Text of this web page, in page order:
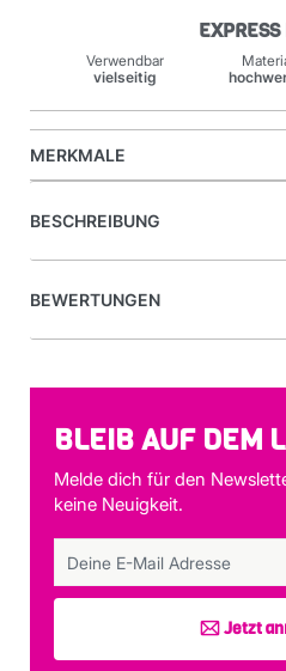
EXPRESS
Verwendbar
vielseitig
MERKMALE
BESCHREIBUNG
BEWERTUNGEN
BLEIB AUF DEM
Melde dich für den
keine Neuigkeit.
Jetzt